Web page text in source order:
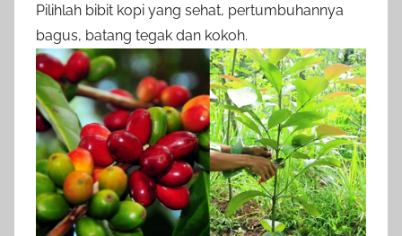
Pilihlah bibit kopi yang sehat, pertumbuhannya
bagus, batang tegak dan kokoh.